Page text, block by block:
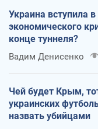
Украина вступила
экономического
конце туннеля?
Вадим Денисенко
Чей будет Крым,
украинских
назвать убийцами